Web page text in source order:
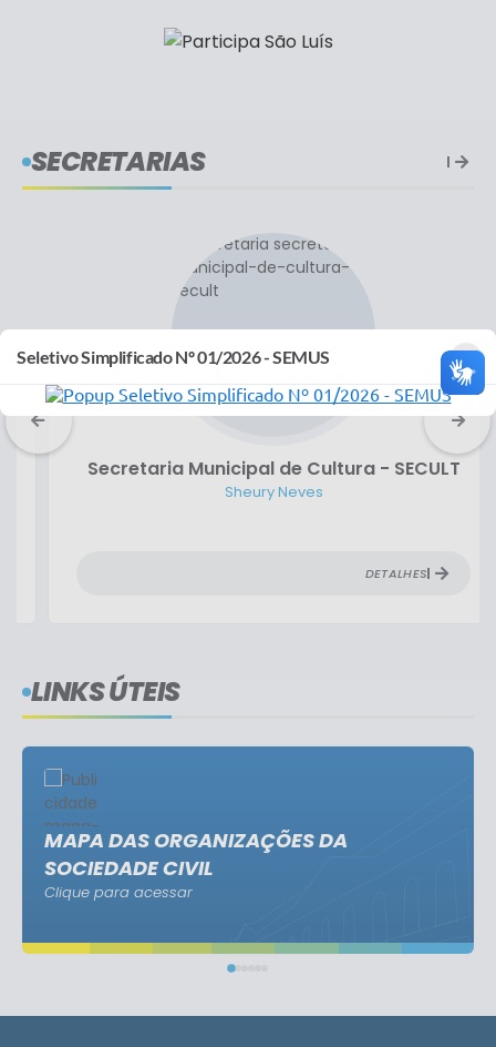
SECRETARIAS
Secretaria Municipal de Cultura - SECULT
Sheury Neves
DETALHES
LINKS ÚTEIS
MAPA DAS ORGANIZAÇÕES DA
SOCIEDADE CIVIL
Clique para acessar
×
Seletivo Simplificado Nº 01/2026 - SEMUS